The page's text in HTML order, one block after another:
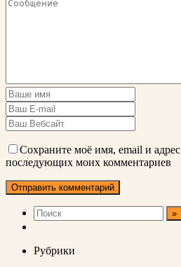
Сохраните моё имя, email и адрес
последующих моих комментариев
Рубрики